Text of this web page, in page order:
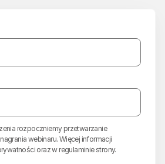
rozpoczniemy przetwarzanie
webinaru. Więcej informacji
oraz w regulaminie strony.